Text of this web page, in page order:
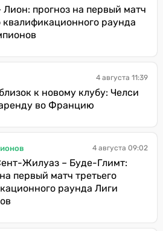
Лион: прогноз на первый матч
квалификационного раунда
4 августа 11:39
к новому клубу: Челси
во Францию
4 августа 09:02
Жилуаз – Буде-Глимт:
первый матч третьего
раунда Лиги